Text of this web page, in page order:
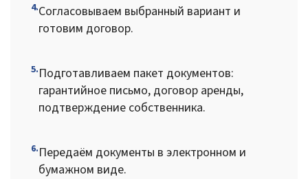
4.Согласовываем выбранный вариант и
готовим договор.
5.Подготавливаем пакет документов:
гарантийное письмо, договор аренды,
подтверждение собственника.
6.Передаём документы в электронном и
бумажном виде.